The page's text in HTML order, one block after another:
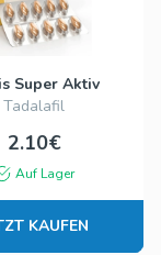
Super Aktiv
Tadalafil
2.10€
Auf Lager
KAUFEN